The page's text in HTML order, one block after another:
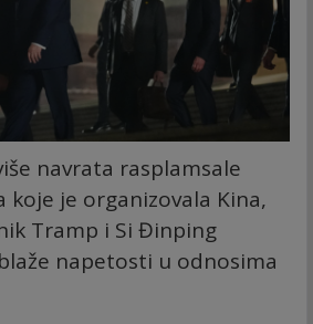
navrata rasplamsale
je organizovala Kina,
Tramp i Si Đinping
napetosti u odnosima